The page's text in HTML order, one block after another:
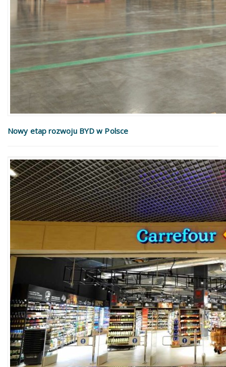
Nowy etap rozwoju BYD w Polsce